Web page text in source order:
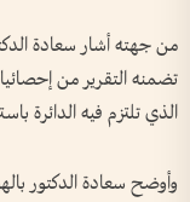
من جهته أشار سعادة
تضمنه التقرير من
الذي تلتزم فيه الدائرة
وأوضح سعادة الدكتور